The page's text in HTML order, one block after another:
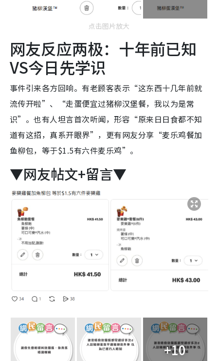
点击图片放大
网友反应两极：十年前已知
VS今日先学识
事件引来各方回响。有老顾客表示“这东西十几年前就
流传开啦”、“走蛋便宜过猪柳汉堡餐，我以为是常
识”。也有人坦言首次听闻，形容“原来日日食都不知
道有这招，真系开眼界”，更有网友分享“麦乐鸡餐加
鱼柳包，等于$1.5有六件麦乐鸡”。
▼网友帖文+留言▼
+10